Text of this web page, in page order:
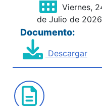
Viernes,
de Julio de 2026
Documento:
Descargar